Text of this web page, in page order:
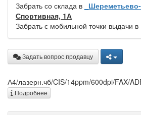
Забрать со склада в
Спортивная, 1А
Забрать с мобильной точки выдачи
Задать вопрос продавцу
А4/лазерн.чб/CIS/14ppm/600dpi/FAX/
Подробнее